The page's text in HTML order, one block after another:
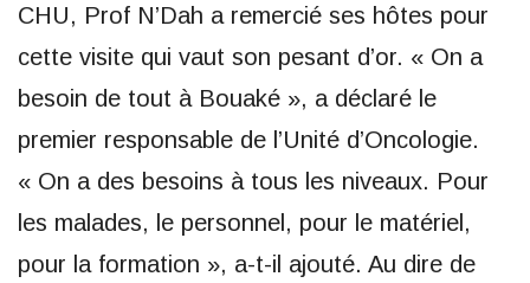
CHU, Prof N’Dah a remercié ses hôtes pour
cette visite qui vaut son pesant d’or. « On a
besoin de tout à Bouaké », a déclaré le
premier responsable de l’Unité d’Oncologie.
« On a des besoins à tous les niveaux. Pour
les malades, le personnel, pour le matériel,
pour la formation », a-t-il ajouté. Au dire de